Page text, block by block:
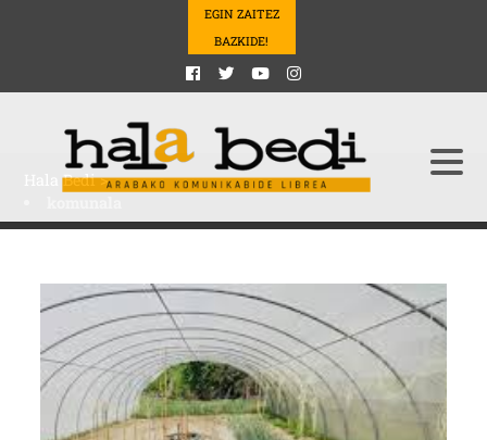
EGIN ZAITEZ
BAZKIDE!
Hala Bedi>